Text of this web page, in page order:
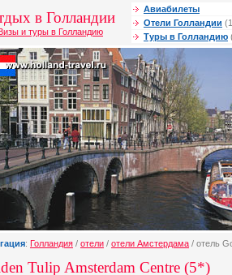
в Голландии
и туры в Голландию
Авиабилеты
Отели Голландии
Туры в Голландию
: Голландия / отели / отели Амстердама / отель
Tulip Amsterdam Centre (5*)